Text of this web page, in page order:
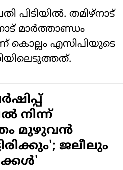
പിടിയില്‍. തമിഴ്‌നാട്
മാര്‍ത്താണ്ഡം
കൊല്ലം എസിപിയുടെ
നിന്ന്
മുഴുവന്‍
ജലീലും